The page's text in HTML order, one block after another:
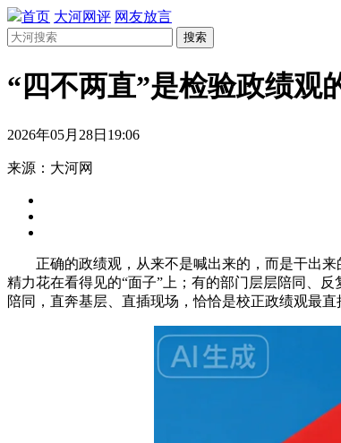
首页 大河网评 网友放言
搜索
“四不两直”是检验政绩观
2026年05月28日19:06
来源：大河网
正确的政绩观，从来不是喊出来的，而是干出
精力花在看得见的“面子”上；有的部门层层陪同、
陪同，直奔基层、直插现场，恰恰是校正政绩观最直